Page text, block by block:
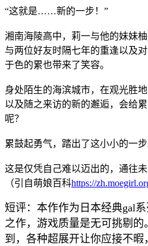
“这就是……新的一步！”
湘南海陵高中，莉一与他的妹妹柚
与两位好友时隔七年的重逢以及
于色的累也带来了笑容。
身处陌生的海滨城市，在观光胜地
以及随之来访的新的邂逅，会给
呢？
累鼓起勇气，踏出了这小小的一步
这是仅凭自己难以迈出的，通往未
（引自萌娘百科https://
短评：本作作为日本经典gal
之作，游戏质量是无可挑剔
到，各种超展开让你应接不